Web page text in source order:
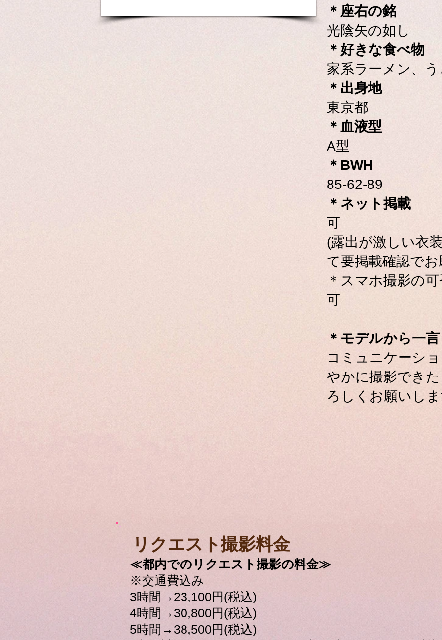
＊座右の銘
光陰矢の如し
＊好きな食べ物
家系ラーメン、
＊出身地
東京都
＊血液型
A型
＊BWH
85-62-89
＊ネット掲載
可
(露出が激しい衣
て要掲載確認で
＊スマホ撮影の
可
＊モデルから一
コミュニケーシ
やかに撮影でき
ろしくお願いし
​リクエスト撮影料金
≪都内でのリクエスト撮影の料金≫
※交通費込み
3時間→23,100円(税込)
4時間→30,800円(税込)
5時間→38,500円(税込)